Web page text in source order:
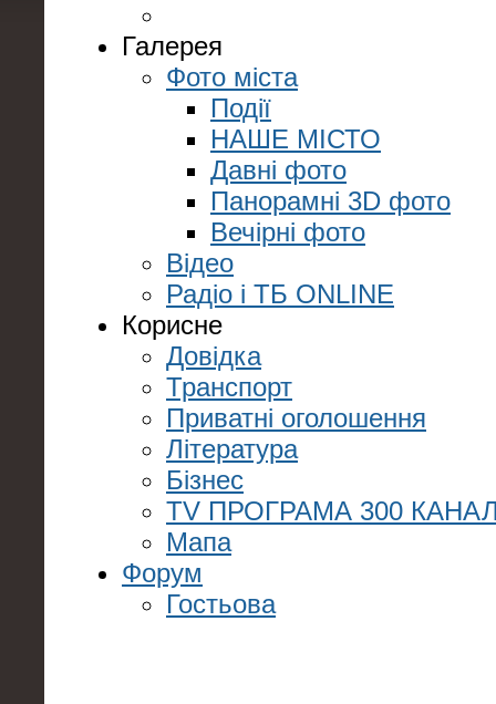
Галерея
Фото міста
Події
НАШЕ МІСТО
Давні фото
Панорамні 3D фото
Вечірні фото
Відео
Радіо і ТБ ONLINE
Корисне
Довідка
Транспорт
Приватні оголошення
Література
Бізнес
TV ПРОГРАМА 300
Мапа
Форум
Гостьова